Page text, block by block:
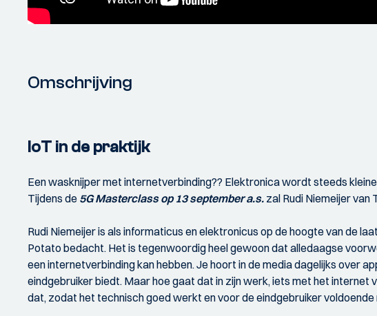
Omschrijving
IoT in de praktijk
Een wasknijper met internetverbinding?? Elektronica wordt steeds
Tijdens de 5G Masterclass op 13 september a.s. zal Rudi Niemeijer
Rudi Niemeijer is als informaticus en elektronicus op de hoogte van de
Potato bedacht. Het is tegenwoordig heel gewoon dat alledaagse
een internetverbinding kan hebben. Je hoort in de media dagelijks over
eindgebruiker biedt. Maar hoe gaat dat in zijn werk, iets met het internet
dat, zodat het technisch goed werkt en voor de eindgebruiker